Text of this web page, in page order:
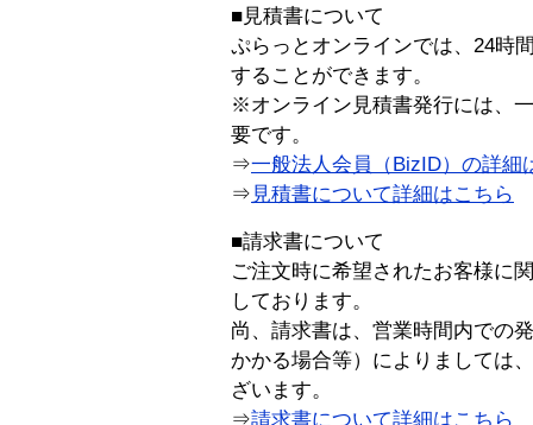
■見積書について
ぷらっとオンラインでは、24時
することができます。
※オンライン見積書発行には、
要です。
⇒一般法人会員（BizID）の詳細
⇒ 見積書について詳細はこちら
■請求書について
ご注文時に希望されたお客様に
しております。
尚、請求書は、営業時間内での
かかる場合等）によりましては
ざいます。
⇒請求書について詳細はこちら